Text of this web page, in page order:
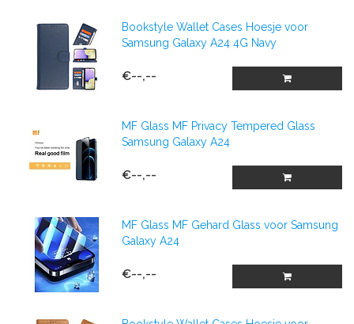
Bookstyle Wallet Cases Hoesje voor
Samsung Galaxy A24 4G Navy
€--,--
MF Glass MF Privacy Tempered Glass
Samsung Galaxy A24
€--,--
MF Glass MF Gehard Glass voor Samsung
Galaxy A24
€--,--